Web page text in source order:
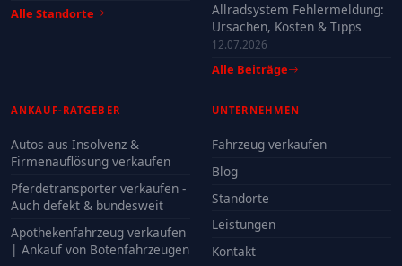
Alle Standorte
Allradsystem Fehlermeldung:
Ursachen, Kosten & Tipps
12.07.2026
Alle Beiträge
ANKAUF-RATGEBER
Autos aus Insolvenz &
Firmenauflösung verkaufen
Pferdetransporter verkaufen -
Auch defekt & bundesweit
Apothekenfahrzeug verkaufen
| Ankauf von Botenfahrzeugen
UNTERNEHMEN
Fahrzeug verkaufen
Blog
Standorte
Leistungen
Kontakt